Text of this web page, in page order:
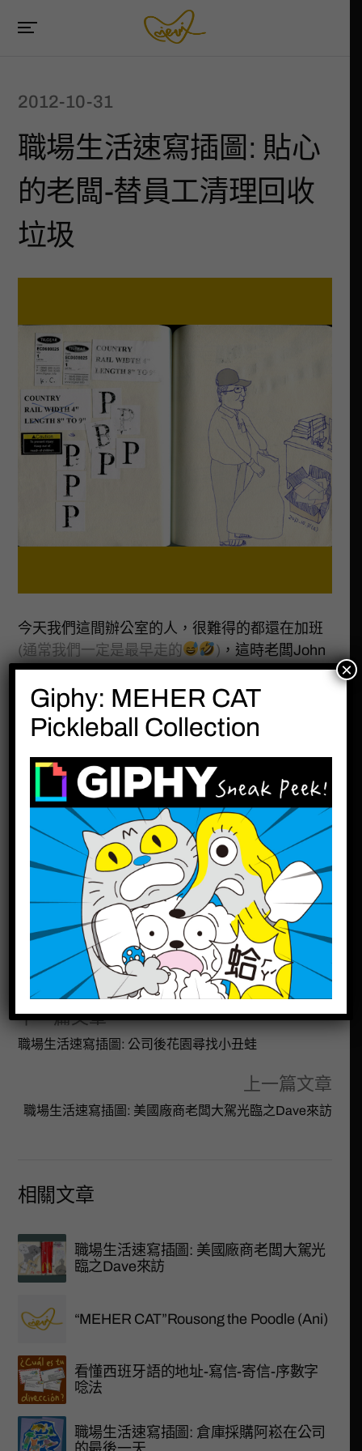
2012-10-31
職場生活速寫插圖: 貼心
的老闆-替員工清理回收
垃圾
今天我們這間辦公室的人，很難得的都還在加班
(通常我們一定是最早走的
) ，這時老闆John
帶著一個白色麻袋現身，並告訴我們:「你們出腦
力，我出勞力 !
」沒想到他竟然在幫我清理我座
位旁的那廢紙回收箱… (已快滿出來….)
結果John幫我們弄完後，他覺得很滿意，因為滿
載而歸….. = =”
其實我一直想要利用下班時間把「那一箱」拿去
回收，而這麼一拖，就拖了快兩個禮拜了….
，
總之，John的舉動真是太令人受寵若啦 !!!!
分享此文：
生活記事
下一篇文章
職場生活速寫插圖: 公司後花園尋找小丑蛙
上一篇文章
職場生活速寫插圖: 美國廠商老闆大駕光臨之Dave來訪
相關文章
職場生活速寫插圖: 美國廠商老闆大駕光
臨之Dave來訪
“MEHER CAT”Rousong the Poodle (Ani)
看懂西班牙語的地址-寫信-寄信-序數字
唸法
職場生活速寫插圖: 倉庫採購阿崧在公司
Giphy: MEHER CAT
Pickleball Collection
×